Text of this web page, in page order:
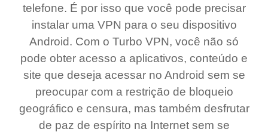
telefone. É por isso que você pode precisar
instalar uma VPN para o seu dispositivo
Android. Com o Turbo VPN, você não só
pode obter acesso a aplicativos, conteúdo e
site que deseja acessar no Android sem se
preocupar com a restrição de bloqueio
geográfico e censura, mas também desfrutar
de paz de espírito na Internet sem se